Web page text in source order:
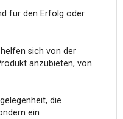
für den Erfolg oder
sich von der
anzubieten, von
die
ein